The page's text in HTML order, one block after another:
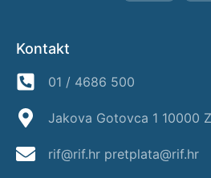
Kontakt
01 / 4686 500
Jakova Gotovca 1 10000
rif@rif.hr pretplata@rif.hr